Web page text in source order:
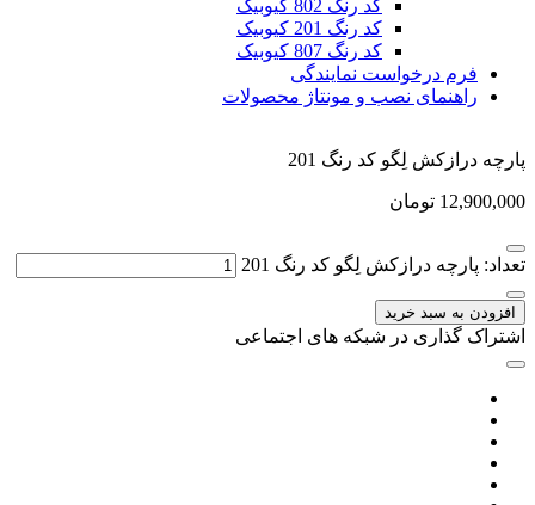
کد رنگ 802 کیوبیک
کد رنگ 201 کیوبیک
کد رنگ 807 کیوبیک
فرم درخواست نمایندگی
راهنمای نصب و مونتاژ محصولات
پارچه درازکش لِگو کد رنگ 201
12,900,000 تومان
تعداد: پارچه درازکش لِگو کد رنگ 201
افزودن به سبد خرید
اشتراک گذاری در شبکه های اجتماعی